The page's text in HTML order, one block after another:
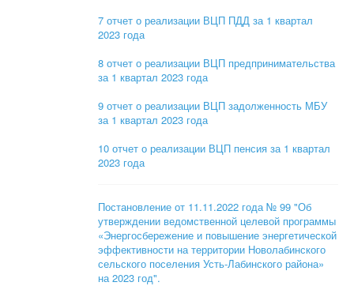
7 отчет о реализации ВЦП ПДД за 1 квартал
2023 года
8 отчет о реализации ВЦП предпринимательства
за 1 квартал 2023 года
9 отчет о реализации ВЦП задолженность МБУ
за 1 квартал 2023 года
10 отчет о реализации ВЦП пенсия за 1 квартал
2023 года
Постановление от 11.11.2022 года № 99 "Об
утверждении ведомственной целевой программы
«Энергосбережение и повышение энергетической
эффективности на территории Новолабинского
сельского поселения Усть-Лабинского района»
на 2023 год".